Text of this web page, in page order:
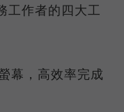
工作者的四大工
幕，高效率完成